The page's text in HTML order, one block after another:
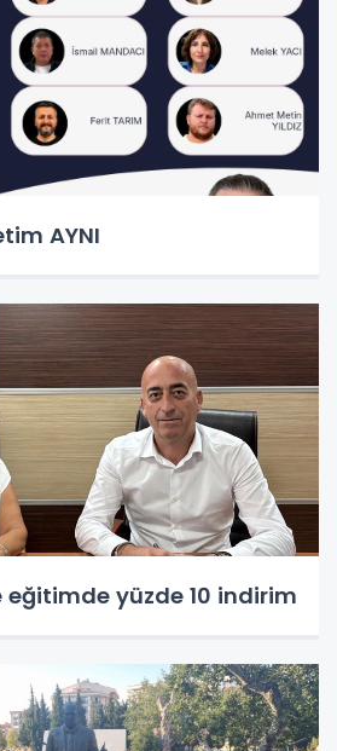
AYNI
eğitimde yüzde 10 indirim